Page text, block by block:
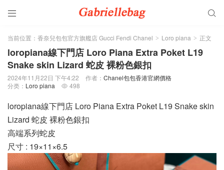
 
当前位置： 香奈兒包包官方旗艦店 Gucci Fendi Chanel > Loro piana > 正文
loropiana線下門店 Loro Piana Extra Poket L19
Snake skin Lizard 蛇皮 裸粉色銀扣
2024年11月22日 下午4:22 作者： Chanel包包香港官網價格
分类： Loro piana  498
loropiana線下門店 Loro Piana Extra Poket L19 Snake skin
Lizard 蛇皮 裸粉色銀扣
高端系列蛇皮
尺寸 : 19×11×6.5